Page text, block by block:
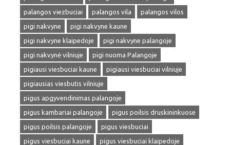
palangos viezbuciai
palangos vila
palangos vilos
pigi nakvyne
pigi nakvyne kaune
pigi nakvyne klaipedoje
pigi nakvyne palangoje
pigi nakvynė vilniuje
pigi nuoma Palangoje
pigiausi viesbuciai kaune
pigiausi viesbuciai vilniuje
pigiausias viesbutis vilniuje
pigus apgyvendinimas palangoje
pigus kambariai palangoje
pigus poilsis druskininkuose
pigus poilsis palangoje
pigus viesbuciai
pigus viesbuciai kaune
pigus viesbuciai klaipedoje